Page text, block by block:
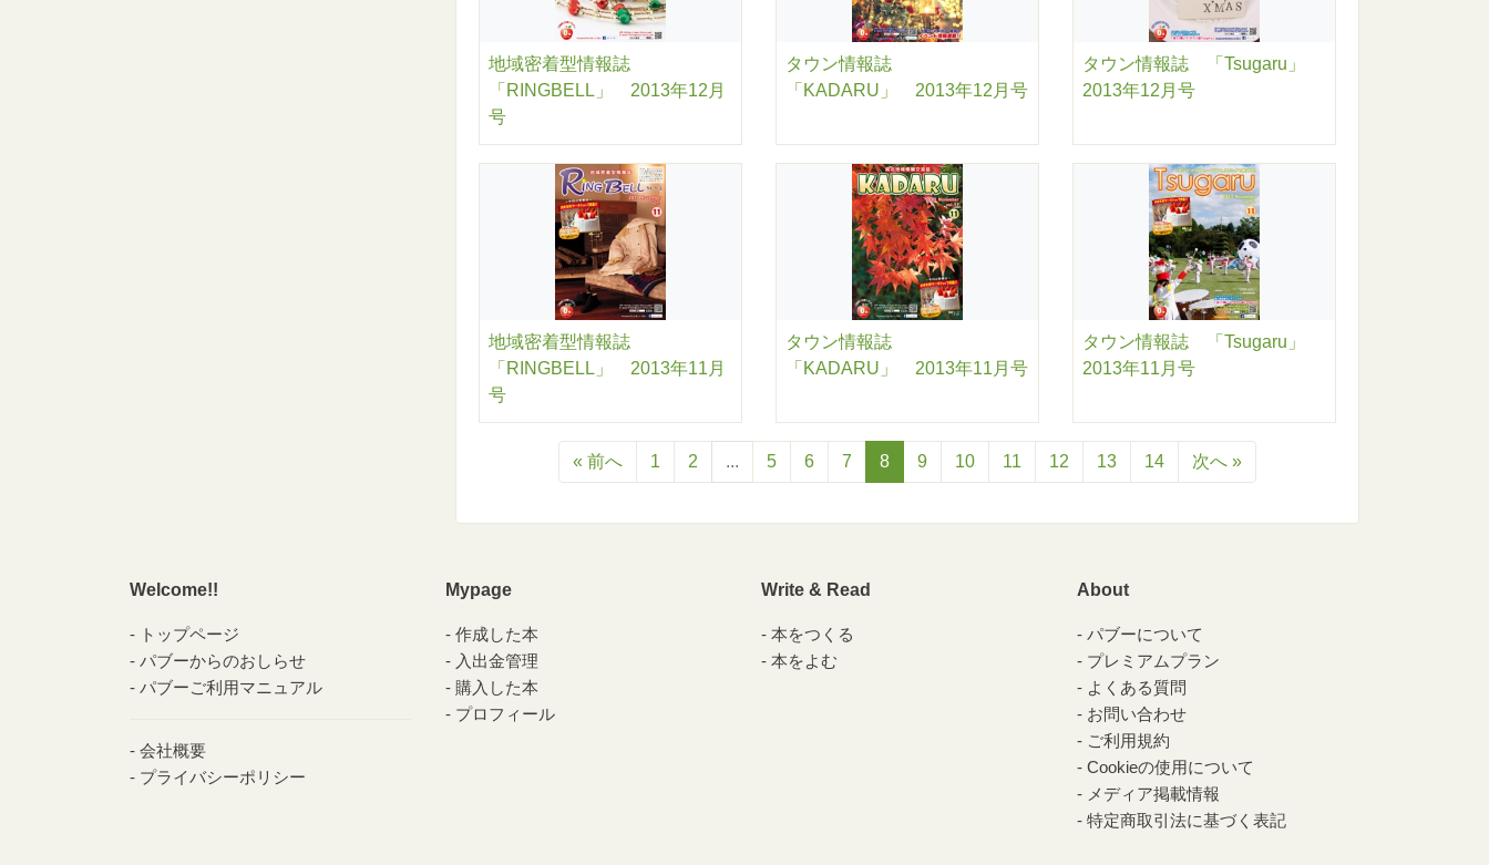
地域密着型情報誌
「RINGBELL」 2013年12月
号
タウン情報誌
「KADARU」 2013年12月号
タウン情報誌 「Tsugaru」
2013年12月号
地域密着型情報誌
「RINGBELL」 2013年11月
号
タウン情報誌
「KADARU」 2013年11月号
タウン情報誌 「Tsugaru」
2013年11月号
« 前へ 1 2 ... 5 6 7 8 9 10 11 12 13 14 次へ »
Welcome!!
トップページ
パブーからのおしらせ
パブーご利用マニュアル
会社概要
プライバシーポリシー
Mypage
作成した本
入出金管理
購入した本
プロフィール
Write & Read
本をつくる
本をよむ
About
パブーについて
プレミアムプラン
よくある質問
お問い合わせ
ご利用規約
Cookieの使用について
メディア掲載情報
特定商取引法に基づく表記